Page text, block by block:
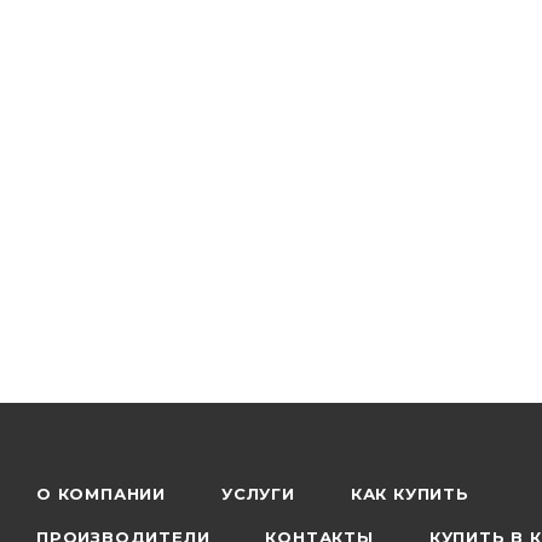
О КОМПАНИИ УСЛУГИ КАК КУПИТЬ
ПРОИЗВОДИТЕЛИ КОНТАКТЫ КУПИТЬ В